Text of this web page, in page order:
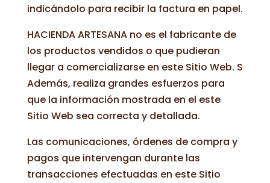
indicándolo para recibir la factura en papel.
HACIENDA ARTESANA no es el fabricante de
los productos vendidos o que pudieran
llegar a comercializarse en este Sitio Web. S
Además, realiza grandes esfuerzos para
que la información mostrada en el este
Sitio Web sea correcta y detallada.
Las comunicaciones, órdenes de compra y
pagos que intervengan durante las
transacciones efectuadas en este Sitio